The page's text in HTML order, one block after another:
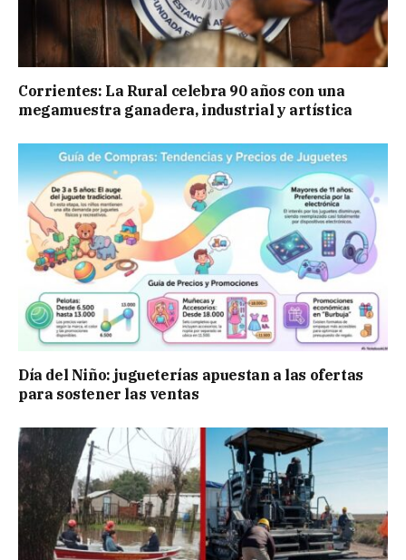
Corrientes: La Rural celebra 90 años con una
megamuestra ganadera, industrial y artística
Día del Niño: jugueterías apuestan a las ofertas
para sostener las ventas